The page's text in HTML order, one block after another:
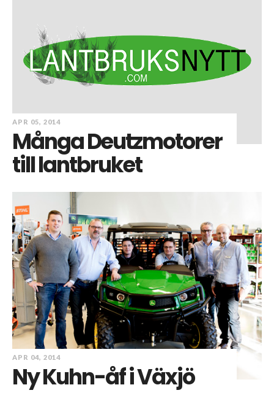
APR 05, 2014
Många Deutzmotorer
till lantbruket
APR 04, 2014
Ny Kuhn-åf i Växjö